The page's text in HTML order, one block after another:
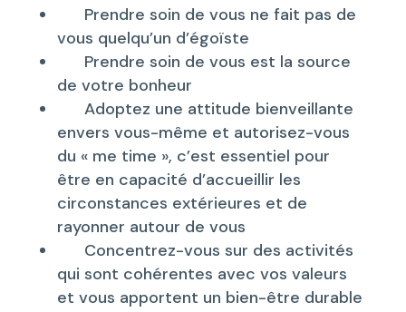
Prendre soin de vous ne fait pas de
vous quelqu’un d’égoïste
Prendre soin de vous est la source
de votre bonheur
Adoptez une attitude bienveillante
envers vous-même et autorisez-vous
du « me time », c’est essentiel pour
être en capacité d’accueillir les
circonstances extérieures et de
rayonner autour de vous
Concentrez-vous sur des activités
qui sont cohérentes avec vos valeurs
et vous apportent un bien-être durable